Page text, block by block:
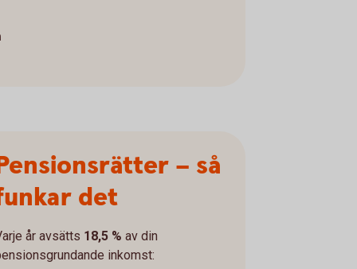
– så
det
år avsätts 18,5 % av din
inkomst: